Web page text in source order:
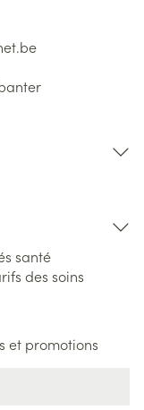
santé
des soins
et promotions